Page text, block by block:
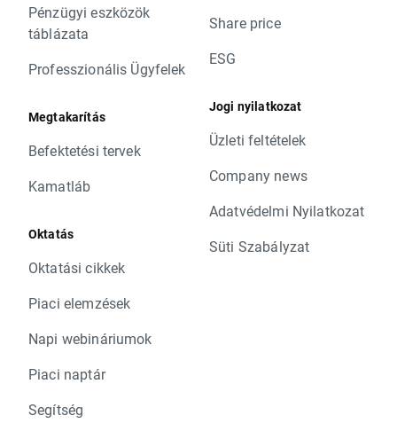
Pénzügyi eszközök
táblázata
Professzionális Ügyfelek
Megtakarítás
Befektetési tervek
Kamatláb
Oktatás
Oktatási cikkek
Piaci elemzések
Napi webináriumok
Piaci naptár
Segítség
Share price
ESG
Jogi nyilatkozat
Üzleti feltételek
Company news
Adatvédelmi Nyilatkozat
Süti Szabályzat